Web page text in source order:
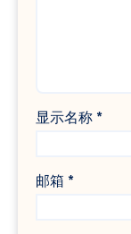
显示名称 *
邮箱 *